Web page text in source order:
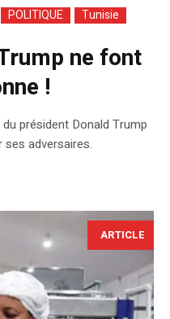
POLITIQUE Tunisie
ne font
!
président Donald Trump
adversaires.
ARTICLE